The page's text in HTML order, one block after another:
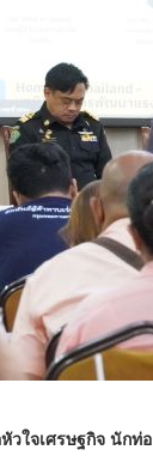
ใจเศรษฐกิจ นัก